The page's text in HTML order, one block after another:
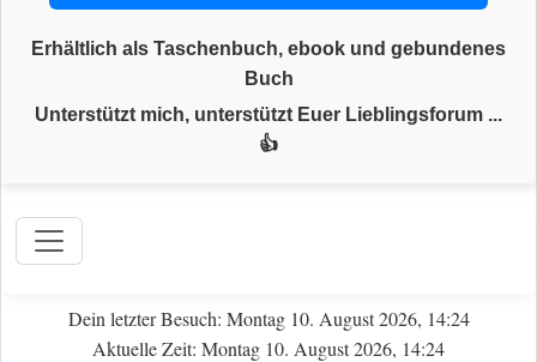
Erhältlich als Taschenbuch, ebook und gebundenes
Buch
Unterstützt mich, unterstützt Euer Lieblingsforum ...
👍
Dein letzter Besuch: Montag 10. August 2026, 14:24
Aktuelle Zeit: Montag 10. August 2026, 14:24